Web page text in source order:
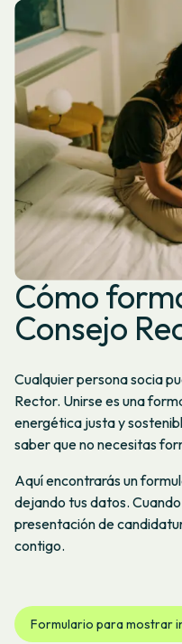
Cómo
Consejo
Cualquier persona socia
Rector. Unirse es una
energética justa y
saber que no necesitas
Aquí encontrarás un
dejando tus datos.
presentación de
contigo.
Formulario para mostrar